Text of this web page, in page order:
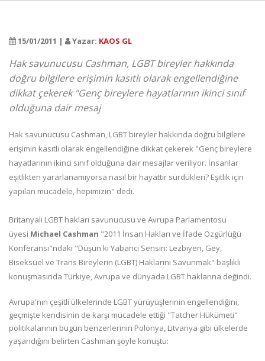
15/01/2011 | Yazar: KAOS GL
Hak savunucusu Cashman, LGBT bireyler hakkında
doğru bilgilere erişimin kasıtlı olarak engellendiğine
dikkat çekerek "Genç bireylere hayatlarının ikinci sınıf
olduğuna dair mesaj
Hak savunucusu Cashman, LGBT bireyler hakkında doğru bilgilere
erişimin kasıtlı olarak engellendiğine dikkat çekerek "Genç bireylere
hayatlarının ikinci sınıf olduğuna dair mesajlar veriliyor. İnsanlar
eşitlikten yararlanamıyorsa nasıl bir hayattır sürdükleri? Eşitlik için
yapılan mücadele, hepimizin" dedi.
Britanyalı LGBT hakları savunucusu ve Avrupa Parlamentosu
üyesi Michael Cashman "2011 İnsan Hakları ve İfade Özgürlüğü
Konferansı"ndaki "Düşün ki Yabancı Sensin: Lezbiyen, Gey,
Biseksüel ve Trans Bireylerin (LGBT) Haklarını Savunmak" başlıklı
konuşmasında Türkiye, Avrupa ve dünyada LGBT haklarına değindi.
Avrupa'nın çeşitli ülkelerinde LGBT yürüyüşlerinin engellendiğini,
geçmişte kendisinin de karşı mücadele ettiği "Tatcher Hükümeti"
politikalarının bugün benzerlerinin Polonya, Litvanya gibi ülkelerde
yaşandığını belirten Cashman şöyle konuştu: